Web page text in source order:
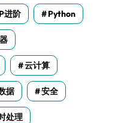
进阶 Python
云计算
据 安全
处理